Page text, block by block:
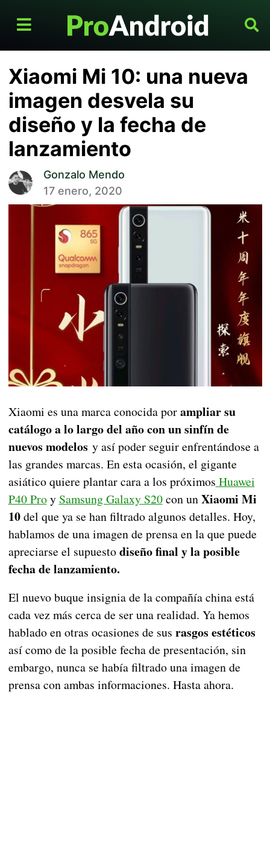
Xiaomi Mi 10: una nueva
imagen desvela su
diseño y la fecha de
lanzamiento
Gonzalo Mendo
17 enero, 2020
Xiaomi es una marca conocida porampliar su
catálogo a lo largo del año con un sinfín de
nuevos modelos y así poder seguir enfrentándose a
las grandes marcas. En esta ocasión, el gigante
asiático quiere plantar cara a los próximos Huawei
P40 Proy Samsung Galaxy S20con unXiaomi Mi
10del que ya se han filtrado algunos detalles. Hoy,
hablamos de una imagen de prensa en la que puede
apreciarse el supuestodiseño final y la posible
fecha de lanzamiento.
El nuevo buque insignia de la compañía china está
cada vez más cerca de ser una realidad. Ya hemos
hablado en otras ocasiones de sus rasgos estéticos
así como de la posible fecha de presentación, sin
embargo, nunca se había filtrado una imagen de
prensa con ambas informaciones. Hasta ahora.